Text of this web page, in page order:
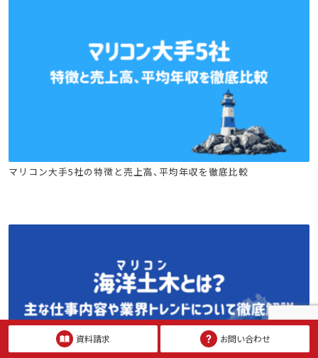
建設キャリア転職 土木施工管理技士 電気工事施工管理技士
マリコン大手5社の特徴と売上高、平均年収を徹底比較
資料請求 お問い合わせ